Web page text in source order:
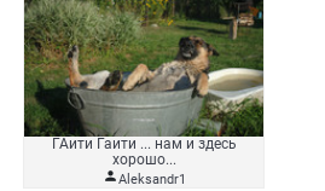
ГАити Гаити ... нам и здесь
хорошо...
Aleksandr1